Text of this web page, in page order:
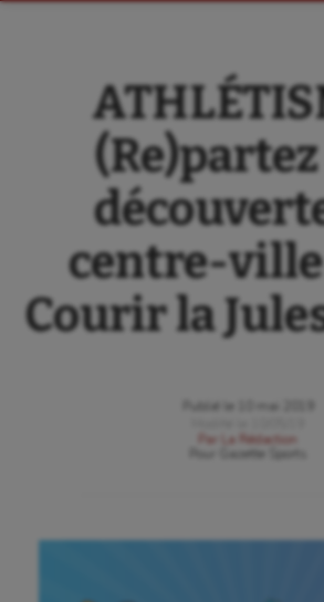
centre-ville
Courir la
Publié le
10 mai 2019
Par
La Rédaction
Gazette Sports